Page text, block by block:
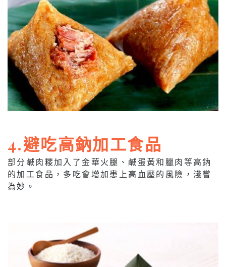
4.避吃高鈉加工食品
部分鹹肉糭加入了金華火腿、鹹蛋黃和臘肉等高鈉
的加工食品，多吃會增加患上高血壓的風險，淺嘗
為妙。